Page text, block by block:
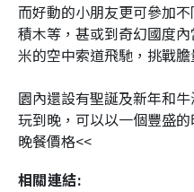
而好動的小朋友更可參加
積木等，甚或到奇幻國度內
米的空中索道飛馳，挑戰膽
園內還設有聖誕及新年和
玩到晚，可以以一個豐盛
晚餐價格<<
相關連結: